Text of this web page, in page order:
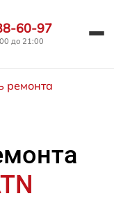
60-97
до 21:00
ремонта